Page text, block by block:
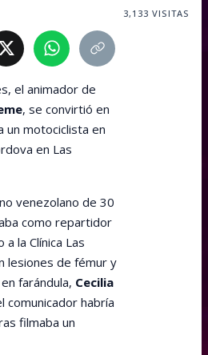
3,133 VISITAS
el animador de
, se convirtió en
un motociclista en
en Las
venezolano de 30
como repartidor
la Clínica Las
lesiones de fémur y
farándula, Cecilia
comunicador habría
filmaba un